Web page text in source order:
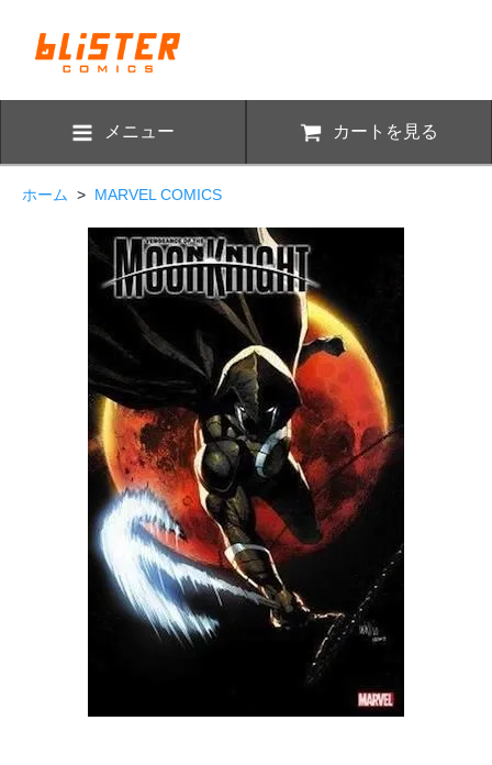
メニュー カートを見る
ホーム > MARVEL COMICS